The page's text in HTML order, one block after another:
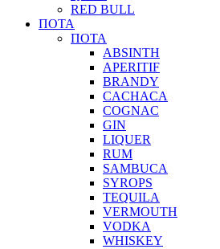
RED BULL
ΠΟΤΑ
ΠΟΤΑ
ABSINTH
APERITIF
BRANDY
CACHACA
COGNAC
GIN
LIQUER
RUM
SAMBUCA
SYROPS
TEQUILA
VERMOUTH
VODKA
WHISKEY